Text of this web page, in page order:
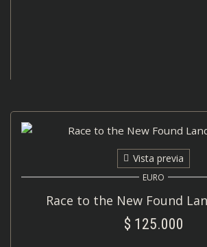
Vista previa
EURO
Race to the New Found
$ 125.000